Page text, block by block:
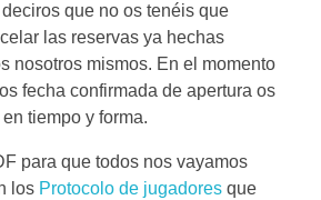
que no os tenéis que
las reservas ya hechas
nosotros mismos. En el momento
fecha confirmada de apertura os
tiempo y forma.
para que todos nos vayamos
los Protocolo de jugadores que